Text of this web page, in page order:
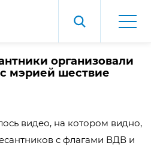
организовали
мэрией шествие
видео, на котором видно,
с флагами ВДВ и